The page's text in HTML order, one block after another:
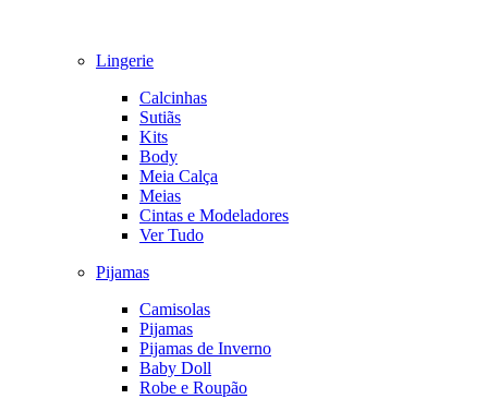
Lingerie
Calcinhas
Sutiãs
Kits
Body
Meia Calça
Meias
Cintas e Modeladores
Ver Tudo
Pijamas
Camisolas
Pijamas
Pijamas de Inverno
Baby Doll
Robe e Roupão